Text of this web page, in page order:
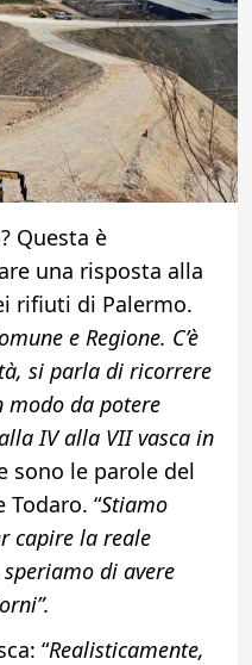
Questa è
una risposta alla
rifiuti di Palermo.
e Regione. C’è
si parla di ricorrere
da potere
IV alla VII vasca in
sono le parole del
Todaro. “Stiamo
capire la reale
di avere
“Realisticamente,